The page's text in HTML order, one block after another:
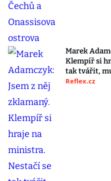
Marek
Klempíř si
tak tvářit,
Reflex.cz